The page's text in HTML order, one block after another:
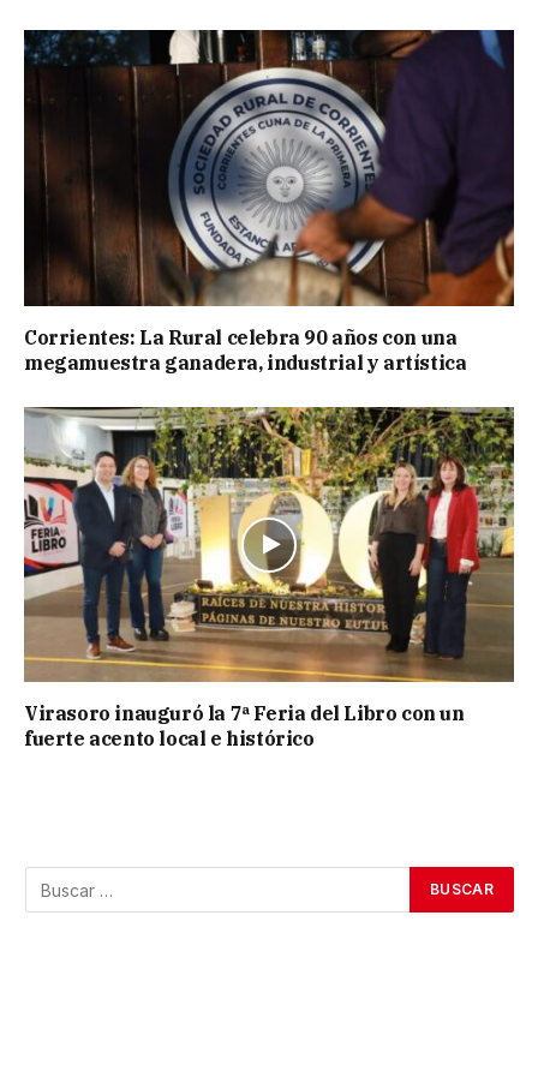
Corrientes: La Rural celebra 90 años con una
megamuestra ganadera, industrial y artística
Virasoro inauguró la 7ª Feria del Libro con un
fuerte acento local e histórico